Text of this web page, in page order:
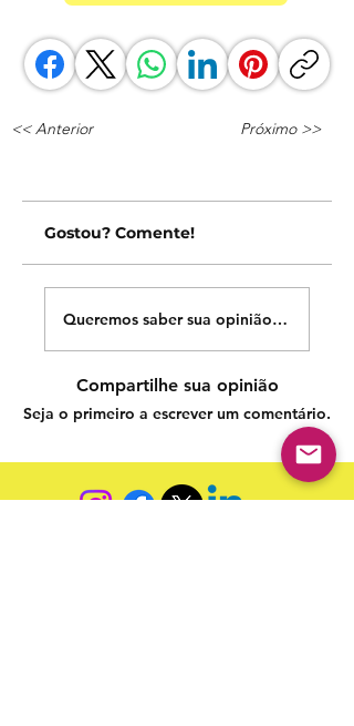
<< Anterior Próximo >>
Gostou? Comente!
Queremos saber sua opinião sobre
Compartilhe sua opinião
Seja o primeiro a escrever um comentário.